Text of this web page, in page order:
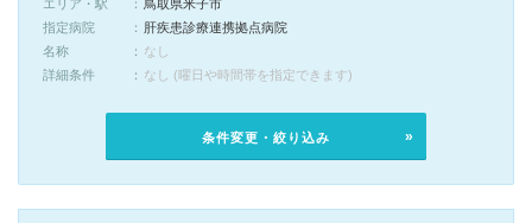
エリア・駅
鳥取県米子市
指定病院
肝疾患診療連携拠点病院
名称
なし
詳細条件
なし (曜日や時間帯を指定できます)
条件変更・絞り込み